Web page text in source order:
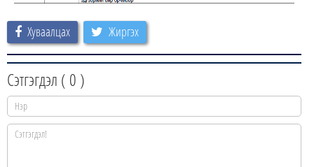
Хуваалцах Жиргэх
Сэтгэгдэл ( 0 )